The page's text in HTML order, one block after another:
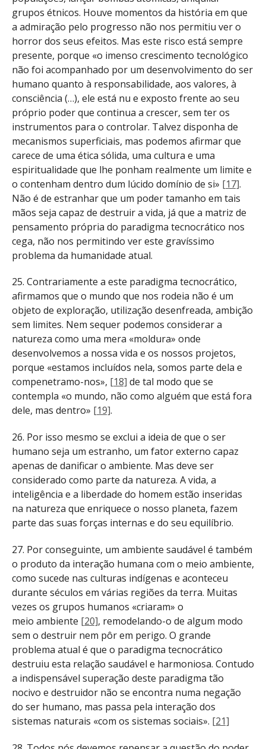
grupos étnicos. Houve momentos da história em que
a admiração pelo progresso não nos permitiu ver o
horror dos seus efeitos. Mas este risco está sempre
presente, porque «o imenso crescimento tecnológico
não foi acompanhado por um desenvolvimento do ser
humano quanto à responsabilidade, aos valores, à
consciência (…), ele está nu e exposto frente ao seu
próprio poder que continua a crescer, sem ter os
instrumentos para o controlar. Talvez disponha de
mecanismos superficiais, mas podemos afirmar que
carece de uma ética sólida, uma cultura e uma
espiritualidade que lhe ponham realmente um limite e
o contenham dentro dum lúcido domínio de si» [17].
Não é de estranhar que um poder tamanho em tais
mãos seja capaz de destruir a vida, já que a matriz de
pensamento própria do paradigma tecnocrático nos
cega, não nos permitindo ver este gravíssimo
problema da humanidade atual.
25. Contrariamente a este paradigma tecnocrático,
afirmamos que o mundo que nos rodeia não é um
objeto de exploração, utilização desenfreada, ambição
sem limites. Nem sequer podemos considerar a
natureza como uma mera «moldura» onde
desenvolvemos a nossa vida e os nossos projetos,
porque «estamos incluídos nela, somos parte dela e
compenetramo-nos», [18] de tal modo que se
contempla «o mundo, não como alguém que está fora
dele, mas dentro» [19].
26. Por isso mesmo se exclui a ideia de que o ser
humano seja um estranho, um fator externo capaz
apenas de danificar o ambiente. Mas deve ser
considerado como parte da natureza. A vida, a
inteligência e a liberdade do homem estão inseridas
na natureza que enriquece o nosso planeta, fazem
parte das suas forças internas e do seu equilíbrio.
27. Por conseguinte, um ambiente saudável é também
o produto da interação humana com o meio ambiente,
como sucede nas culturas indígenas e aconteceu
durante séculos em várias regiões da terra. Muitas
vezes os grupos humanos «criaram» o
meio ambiente [20], remodelando-o de algum modo
sem o destruir nem pôr em perigo. O grande
problema atual é que o paradigma tecnocrático
destruiu esta relação saudável e harmoniosa. Contudo
a indispensável superação deste paradigma tão
nocivo e destruidor não se encontra numa negação
do ser humano, mas passa pela interação dos
sistemas naturais «com os sistemas sociais». [21]